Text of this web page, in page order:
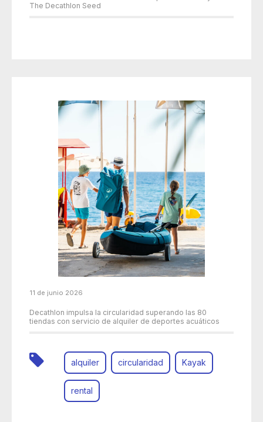
The Decathlon Seed
11 de junio 2026
Decathlon impulsa la circularidad superando las 80
tiendas con servicio de alquiler de deportes acuáticos
alquiler circularidad Kayak
rental